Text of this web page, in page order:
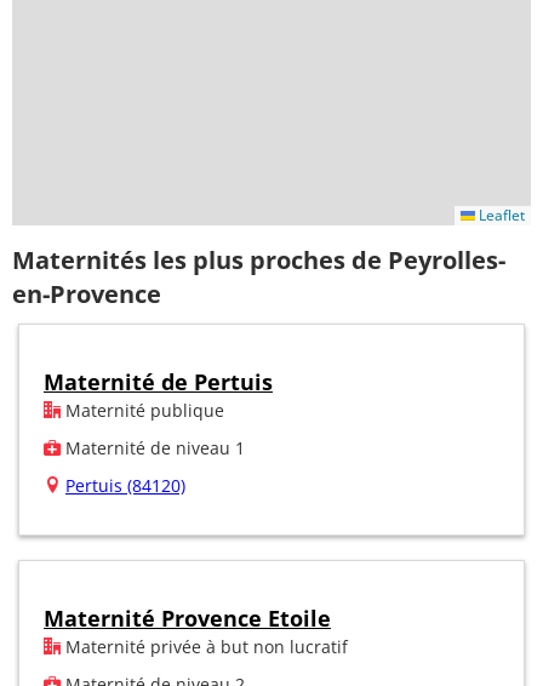
Leaflet
Maternités les plus proches de Peyrolles-
en-Provence
Maternité de Pertuis
Maternité publique
Maternité de niveau 1
Pertuis (84120)
Maternité Provence Etoile
Maternité privée à but non lucratif